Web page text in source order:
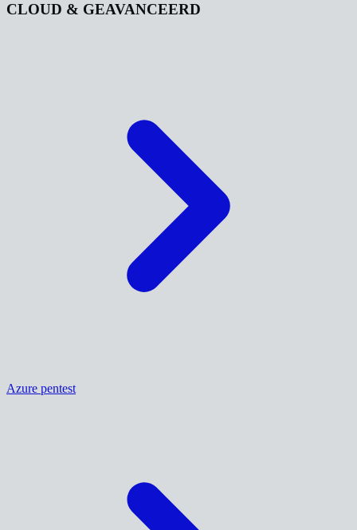
CLOUD & GEAVANCEERD
Azure pentest